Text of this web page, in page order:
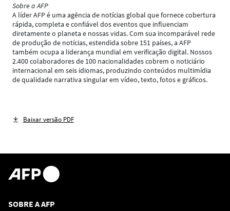
Sobre a AFP
A líder AFP é uma agência de notícias global que fornece cobertura
rápida, completa e confiável dos eventos que influenciam
diretamente o planeta e nossas vidas. Com sua incomparável rede
de produção de notícias, estendida sobre 151 países, a AFP
também ocupa a liderança mundial em verificação digital. Nossos
2.400 colaboradores de 100 nacionalidades cobrem o noticiário
internacional em seis idiomas, produzindo conteúdos multimídia
de qualidade narrativa singular em vídeo, texto, fotos e gráficos.
Baixar versão PDF
SOBRE A AFP